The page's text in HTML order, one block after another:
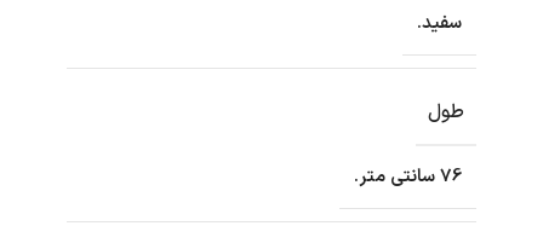
سفید.
طول
76 سانتی متر.